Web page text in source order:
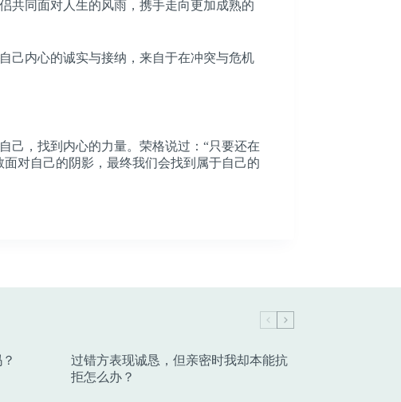
共同面对人生的风雨，携手走向更加成熟的
己内心的诚实与接纳，来自于在冲突与危机
己，找到内心的力量。荣格说过：“只要还在
对自己的阴影，最终我们会找到属于自己的
过错方表现诚恳，但亲密时我却本能抗
拒怎么办？